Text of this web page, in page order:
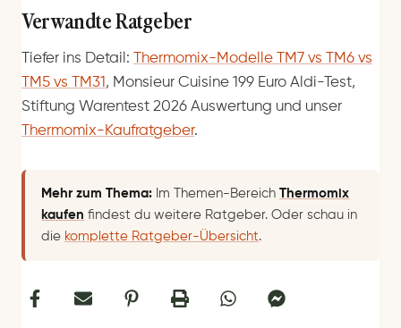
Verwandte Ratgeber
Tiefer ins Detail:
Thermomix-Modelle TM7 vs TM6 vs
TM5 vs TM31 , Monsieur Cuisine 199 Euro Aldi-Test,
Stiftung Warentest 2026 Auswertung und unser
Thermomix-Kaufratgeber.
Mehr zum Thema: Im Themen-BereichThermomix
kaufen findest du weitere Ratgeber. Oder schau in
die komplette Ratgeber-Übersicht.